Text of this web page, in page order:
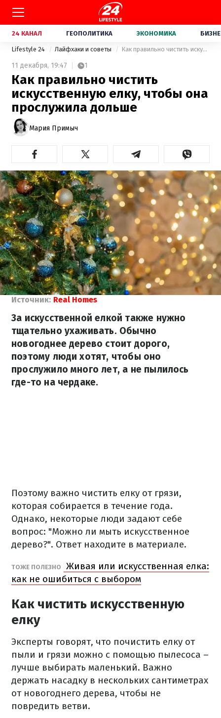
24 КАНАЛ ГЕОПОЛИТИКА ЭКОНОМИКА
Lifestyle 24 Лайфхаки и советы Как правильно чистить искусственную елку, чтобы она прослужила дольше
11 декабря, 19:47 1
Как правильно чистить
искусственную елку, чтобы она
прослужила дольше
Мария Примыч
Источник: Real Homes
За искусственной елкой также нужно
тщательно ухаживать. Обычно
новогоднее дерево стоит дорого,
поэтому люди хотят, чтобы оно
прослужило много лет, а не пылилось
где-то на чердаке.
Поэтому важно чистить елку от грязи,
которая собирается в течение года.
Однако, некоторые люди задают себе
вопрос: "Можно ли мыть искусственное
дерево?". Ответ находите в материале.
ТОЖЕ ПОЛЕЗНО
Живая или искусственная елка:
как не ошибиться с выбором
Как чистить искусственную
елку
Эксперты говорят, что почистить елку от
пыли и грязи можно с помощью пылесоса –
лучше выбирать маленький. Важно
держать насадку в нескольких сантиметрах
от новогоднего дерева, чтобы не
повредить ветви.